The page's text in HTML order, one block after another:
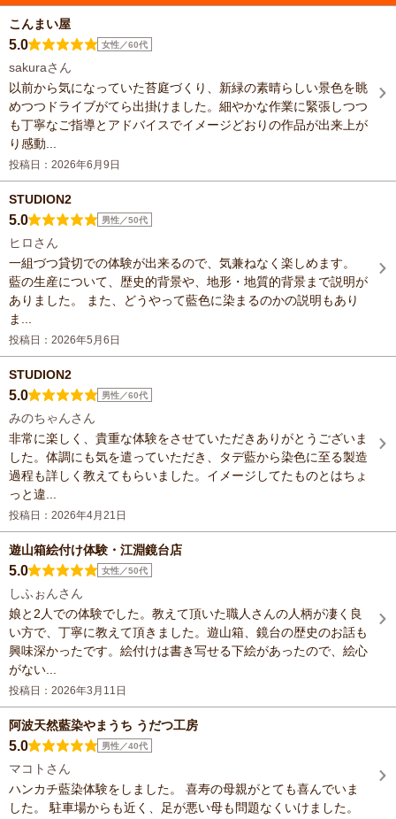
こんまい屋
5.0 女性／60代
sakuraさん
以前から気になっていた苔庭づくり、新緑の素晴らしい景色を眺
めつつドライブがてら出掛けました。細やかな作業に緊張しつつ
も丁寧なご指導とアドバイスでイメージどおりの作品が出来上が
り感動...
投稿日：2026年6月9日
STUDION2
5.0 男性／50代
ヒロさん
一組づつ貸切での体験が出来るので、気兼ねなく楽しめます。
藍の生産について、歴史的背景や、地形・地質的背景まで説明が
ありました。 また、どうやって藍色に染まるのかの説明もあり
ま...
投稿日：2026年5月6日
STUDION2
5.0 男性／60代
みのちゃんさん
非常に楽しく、貴重な体験をさせていただきありがとうございま
した。体調にも気を遣っていただき、タデ藍から染色に至る製造
過程も詳しく教えてもらいました。イメージしてたものとはちょ
っと違...
投稿日：2026年4月21日
遊山箱絵付け体験・江淵鏡台店
5.0 女性／50代
しふぉんさん
娘と2人での体験でした。教えて頂いた職人さんの人柄が凄く良
い方で、丁寧に教えて頂きました。遊山箱、鏡台の歴史のお話も
興味深かったです。絵付けは書き写せる下絵があったので、絵心
がない...
投稿日：2026年3月11日
阿波天然藍染やまうち うだつ工房
5.0 男性／40代
マコトさん
ハンカチ藍染体験をしました。 喜寿の母親がとても喜んでいま
した。 駐車場からも近く、足が悪い母も問題なくいけました。